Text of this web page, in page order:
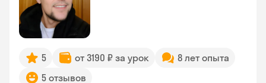
5 от 3190 ₽ за урок
8 лет опыта
5 отзывов